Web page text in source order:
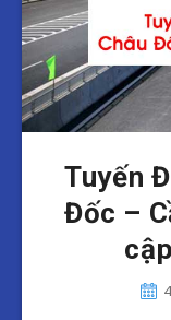
Tuyến
Đốc –